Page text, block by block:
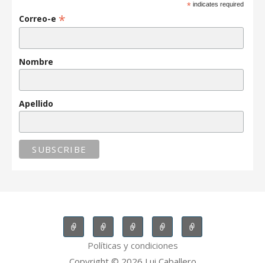
* indicates required
Correo-e *
Nombre
Apellido
Políticas y condiciones